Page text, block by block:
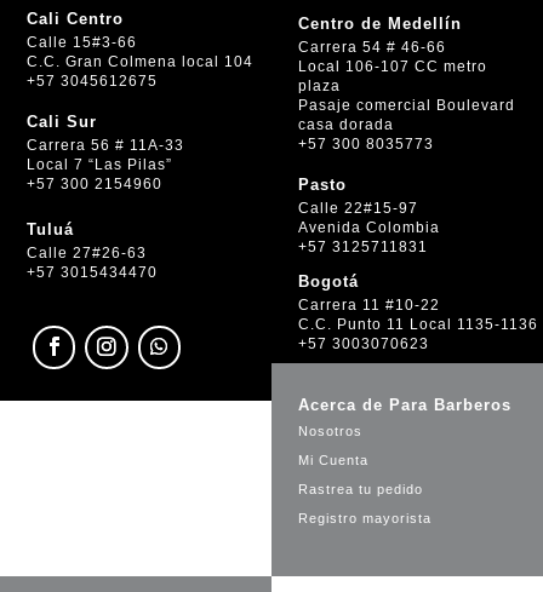
Cali Centro
Calle 15#3-66
C.C. Gran Colmena local 104
+57 3045612675
Cali Sur
Carrera 56 # 11A-33
Local 7 “Las Pilas”
+57 300 2154960
Tuluá
Calle 27#26-63
+57 3015434470
Centro de Medellín
Carrera 54 # 46-66
Local 106-107 CC metro
plaza
Pasaje comercial Boulevard
casa dorada
+57 300 8035773
Pasto
Calle 22#15-97
Avenida Colombia
+57 3125711831
Bogotá
Carrera 11 #10-22
C.C. Punto 11 Local 1135-1136
+57 3003070623
Acerca de Para Barberos
Nosotros
Mi Cuenta
Rastrea tu pedido
Registro mayorista